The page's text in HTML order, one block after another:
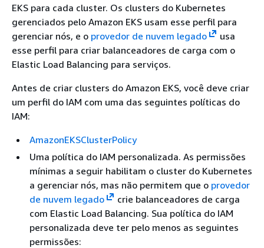
EKS para cada cluster. Os clusters do Kubernetes
gerenciados pelo Amazon EKS usam esse perfil para
gerenciar nós, e o provedor de nuvem legado
usa
esse perfil para criar balanceadores de carga com o
Elastic Load Balancing para serviços.
Antes de criar clusters do Amazon EKS, você deve criar
um perfil do IAM com uma das seguintes políticas do
IAM:
AmazonEKSClusterPolicy
Uma política do IAM personalizada. As permissões
mínimas a seguir habilitam o cluster do Kubernetes
a gerenciar nós, mas não permitem que o provedor
de nuvem legado
crie balanceadores de carga
com Elastic Load Balancing. Sua política do IAM
personalizada deve ter pelo menos as seguintes
permissões: